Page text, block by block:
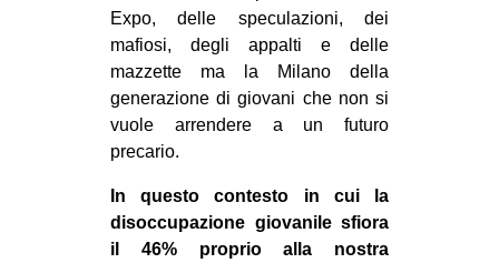
Expo, delle speculazioni, dei
mafiosi, degli appalti e delle
mazzette ma la Milano della
generazione di giovani che non si
vuole arrendere a un futuro
precario.
In questo contesto in cui la
disoccupazione giovanile sfiora
il 46% proprio alla nostra